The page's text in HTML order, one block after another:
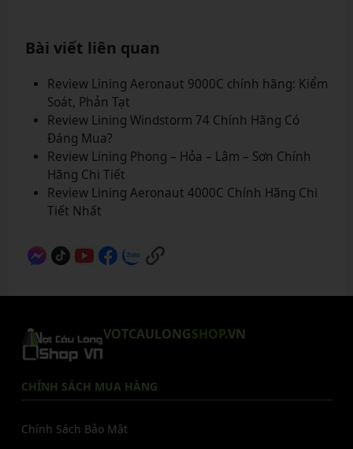
Bài viết liên quan
Review Lining Aeronaut 9000C chính hãng: Kiểm
Soát, Phản Tạt
Review Lining Windstorm 74 Chính Hãng Có
Đáng Mua?
Review Lining Phong – Hỏa – Lâm – Sơn Chính
Hãng Chi Tiết
Review Lining Aeronaut 4000C Chính Hãng Chi
Tiết Nhất
VOTCAULONGSHOP.VN
CHÍNH SÁCH MUA HÀNG
Chính Sách Bảo Mật